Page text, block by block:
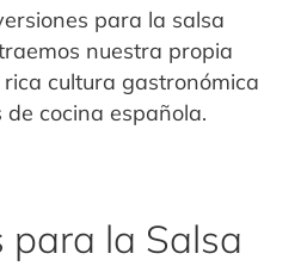
para la salsa
nuestra propia
cultura gastronómica
cocina española.
para la Salsa